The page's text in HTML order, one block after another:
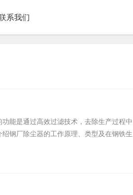
系我们
能是通过高效过滤技术，去除生产过程中
钢厂除尘器的工作原理、类型及在钢铁生